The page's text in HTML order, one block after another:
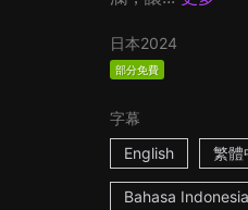
日本2024
部分免費
字幕
English
繁體
Bahasa Indonesia